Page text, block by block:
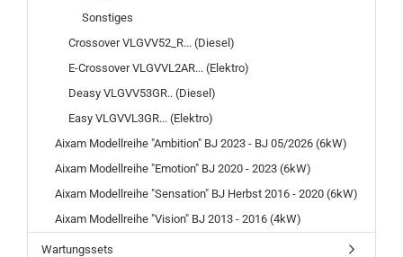
Sonstiges
Crossover VLGVV52_R... (Diesel)
E-Crossover VLGVVL2AR... (Elektro)
Deasy VLGVV53GR.. (Diesel)
Easy VLGVVL3GR... (Elektro)
Aixam Modellreihe "Ambition" BJ 2023 - BJ 05/2026 (6kW)
Aixam Modellreihe "Emotion" BJ 2020 - 2023 (6kW)
Aixam Modellreihe "Sensation" BJ Herbst 2016 - 2020 (6kW)
Aixam Modellreihe "Vision" BJ 2013 - 2016 (4kW)
Wartungssets